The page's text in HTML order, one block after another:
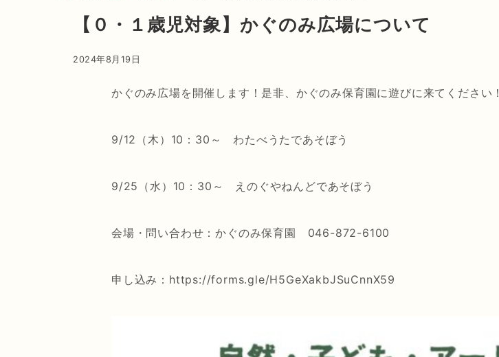
【０・１歳児対象】かぐのみ広場について
2024年8月19日
かぐのみ広場を開催します！是非、かぐのみ保育園に遊びに来てください！
9/12（木）10：30～ わたべうたであそぼう
9/25（水）10：30～ えのぐやねんどであそぼう
会場・問い合わせ：かぐのみ保育園 046-872-6100
申し込み：https://forms.gle/H5GeXakbJSuCnnX59